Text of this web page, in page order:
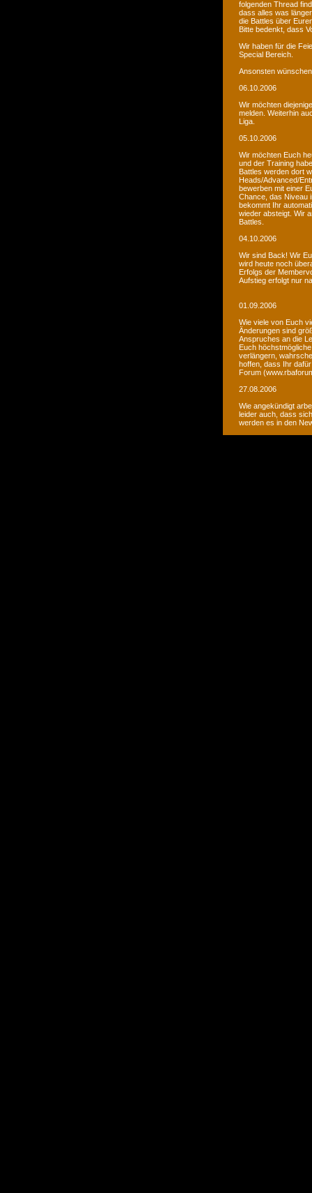
folgenden Thread
dass alles was
die Battles über
Bitte bedenkt, dass
Wir haben für die
Special Bereich.
Ansonsten
06.10.2006
Wir möchten
melden. Weiterhin
Liga.
05.10.2006
Wir möchten Euch
und der Training
Battles werden dort
Heads/Advanced/
bewerben mit einer
Chance, das Niveau
bekommt Ihr
wieder absteigt. Wir
Battles.
04.10.2006
Wir sind Back! Wir
wird heute noch
Erfolgs der
Aufstieg erfolgt nur
01.09.2006
Wie viele von Euch
Änderungen sind
Anspruches an die
Euch
verlängern,
hoffen, dass Ihr
Forum
27.08.2006
Wie angekündigt
leider auch, dass
werden es in den